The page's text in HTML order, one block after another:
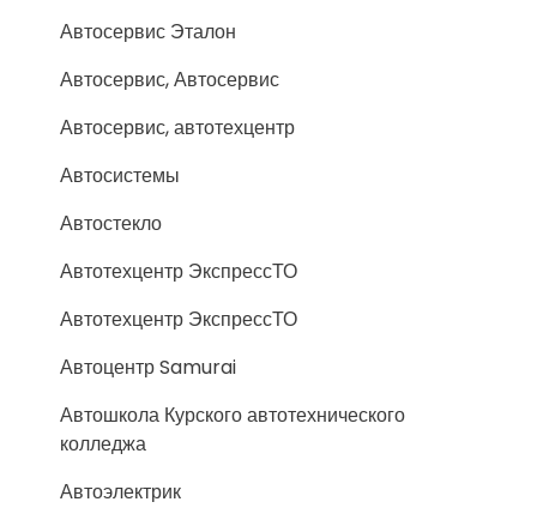
Автосервис Эталон
Автосервис, Автосервис
Автосервис, автотехцентр
Автосистемы
Автостекло
Автотехцентр ЭкспрессТО
Автотехцентр ЭкспрессТО
Автоцентр Samurai
Автошкола Курского автотехнического
колледжа
Автоэлектрик